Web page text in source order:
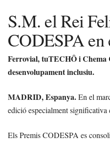
S.M. el Rei
CODESPA en
Ferrovial, tuTECHÔ i Chema
desenvolupament inclusiu.
MADRID, Espanya.En el
edició especialment
Els Premis CODESPA es